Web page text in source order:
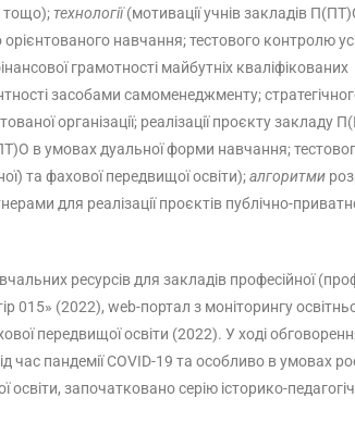
тощо);технології(мотивації учнів закладів
навчання; тестового контролю
грамотності майбутніх кваліфікованих
засобами самоменеджменту;
організації; реалізації проєкту закладу
в умовах дуальної форми навчання;
та фахової передвищої освіти);алгоритми
для реалізації проєктів публічно-
ресурсів для закладів професійної
015» (2022), web-портал з моніторингу
передвищої освіти (2022). У ході
пандемії COVID-19 та особливо в умовах
започатковано серію історико-